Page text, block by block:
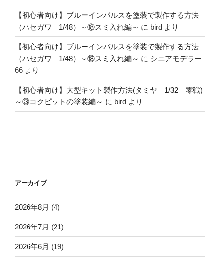
【初心者向け】ブルーインパルスを塗装で製作する方法
（ハセガワ 1/48）～⑱スミ入れ編～ に bird より
【初心者向け】ブルーインパルスを塗装で製作する方法
（ハセガワ 1/48）～⑱スミ入れ編～ に シニアモデラー
66 より
【初心者向け】大型キット製作方法(タミヤ 1/32 零戦)
～③コクピットの塗装編～ に bird より
アーカイブ
2026年8月 (4)
2026年7月 (21)
2026年6月 (19)